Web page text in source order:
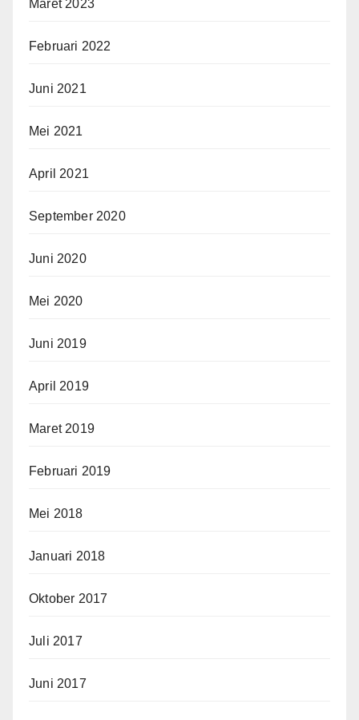
Maret 2023
Februari 2022
Juni 2021
Mei 2021
April 2021
September 2020
Juni 2020
Mei 2020
Juni 2019
April 2019
Maret 2019
Februari 2019
Mei 2018
Januari 2018
Oktober 2017
Juli 2017
Juni 2017